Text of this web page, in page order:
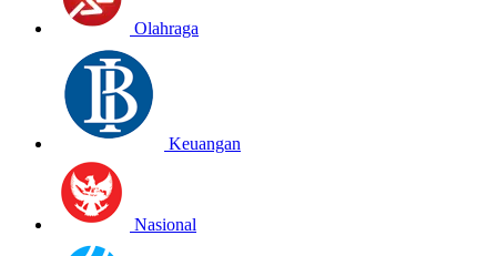
Olahraga
Keuangan
Nasional